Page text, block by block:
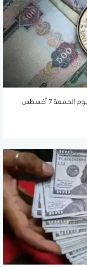
بكام في البنوك؟.. سعر الدرهم الإماراتي اليوم الجمعة 7 أغسطس